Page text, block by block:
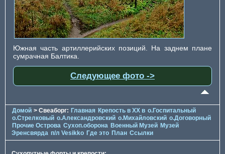
Южная часть артиллерийских позиций. На заднем плане
сумрачная Балтика.
Следующее фото ->
Домой > Свеаборг: Главная Крепость в XX в о.Госпитальный
о.Стрелковый о.Александровский о.Михайловский о.Договорный
Прочие Острова Сухоп.оборона Военный Музей Музей
Эренсвярда п/л Vesikko Где это План Ссылки